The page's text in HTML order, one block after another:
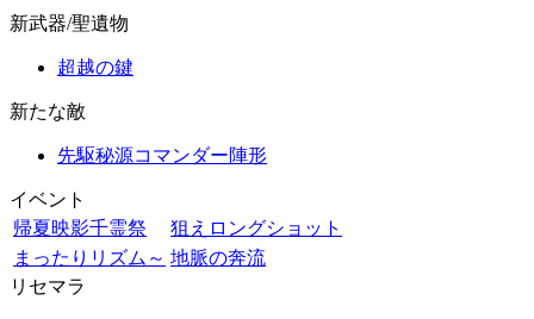
新武器/聖遺物
超越の鍵
新たな敵
先駆秘源コマンダー陣形
イベント
帰夏映影千霊祭
狙えロングショット
まったりリズム～ 地脈の奔流
リセマラ